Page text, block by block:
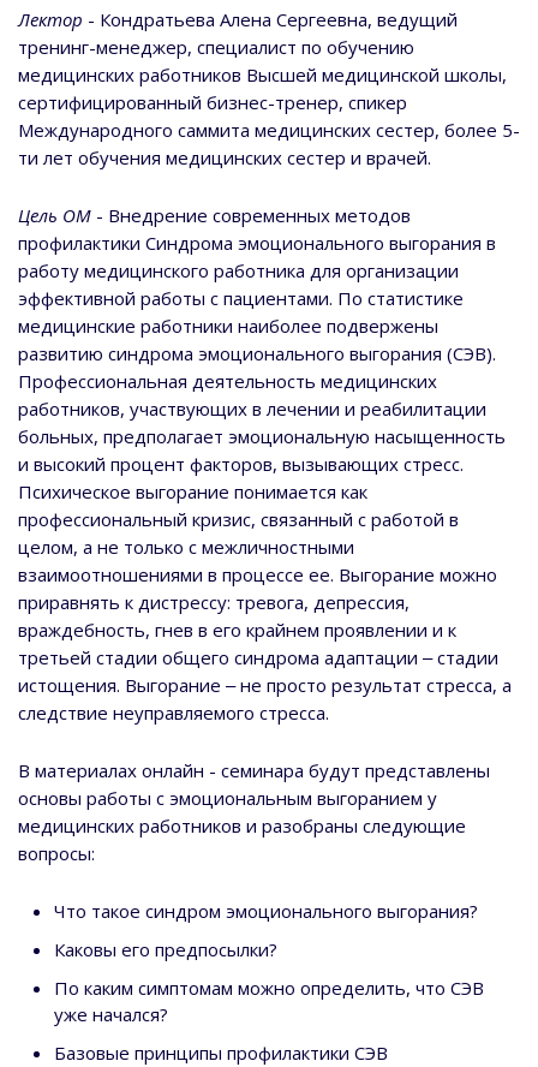
Лектор - Кондратьева Алена Сергеевна, ведущий
тренинг-менеджер, специалист по обучению
медицинских работников Высшей медицинской школы,
сертифицированный бизнес-тренер, спикер
Международного саммита медицинских сестер, более 5-
ти лет обучения медицинских сестер и врачей.
Цель ОМ - Внедрение современных методов
профилактики Синдрома эмоционального выгорания в
работу медицинского работника для организации
эффективной работы с пациентами. По статистике
медицинские работники наиболее подвержены
развитию синдрома эмоционального выгорания (СЭВ).
Профессиональная деятельность медицинских
работников, участвующих в лечении и реабилитации
больных, предполагает эмоциональную насыщенность
и высокий процент факторов, вызывающих стресс.
Психическое выгорание понимается как
профессиональный кризис, связанный с работой в
целом, а не только с межличностными
взаимоотношениями в процессе ее. Выгорание можно
приравнять к дистрессу: тревога, депрессия,
враждебность, гнев в его крайнем проявлении и к
третьей стадии общего синдрома адаптации ‒ стадии
истощения. Выгорание ‒ не просто результат стресса, а
следствие неуправляемого стресса.
В материалах онлайн - семинара будут представлены
основы работы с эмоциональным выгоранием у
медицинских работников и разобраны следующие
вопросы:
Что такое синдром эмоционального выгорания?
Каковы его предпосылки?
По каким симптомам можно определить, что СЭВ
уже начался?
Базовые принципы профилактики СЭВ